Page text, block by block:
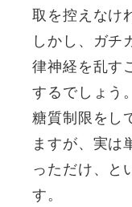
取を控えなけ
しかし、ガチ
律神経を乱す
するでしょう。
糖質制限をし
ますが、実は
っただけ、と
す。